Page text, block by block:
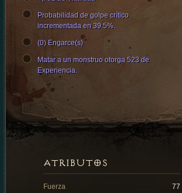
Probabilidad de golpe crítico
incrementada en 39.5%.
(0) Engarce(s)
Matar a un monstruo otorga 523 de
Experiencia.
ATRIBUTOS
Fuerza
77